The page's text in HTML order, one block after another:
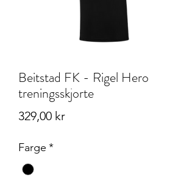
Beitstad FK - Rigel Hero
treningsskjorte
329,00 krPris
Farge *